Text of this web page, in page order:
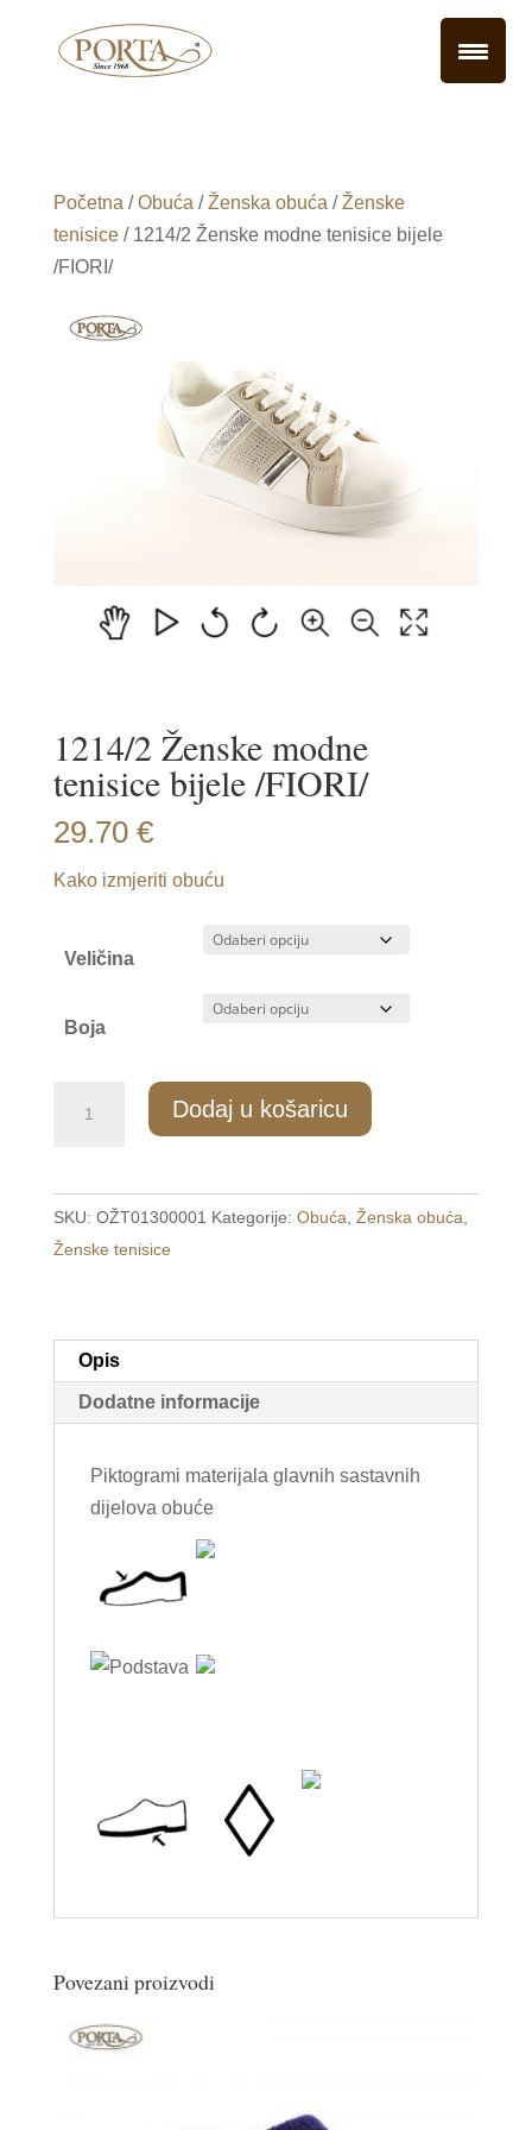
Početna /Obuća /Ženska obuća /Ženske
tenisice/ 1214/2 Ženske modne tenisice bijele
/FIORI/
1214/2 Ženske modne
tenisice bijele /FIORI/
29.70 €
Kako izmjeriti obuću
Veličina
Boja
tenisice
bijele
/FIORI/
Dodaj u košaricu
SKU: OŽT01300001 Kategorije: Obuća Ženska obuća
Ženske tenisice
Opis
Dodatne informacije
Piktogrami materijala glavnih sastavnih
dijelova obuće
Povezani proizvodi